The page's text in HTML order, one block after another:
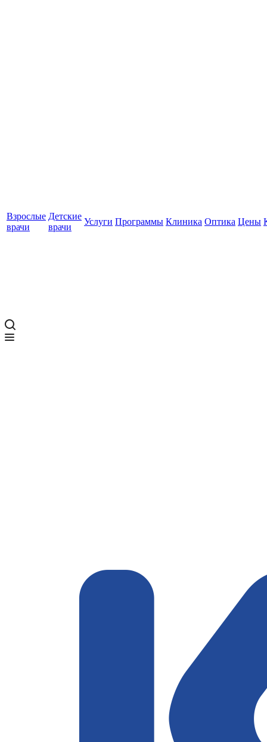
Взрослые
врачи
Детские
врачи
Услуги Программы Клиника Оптика Цены